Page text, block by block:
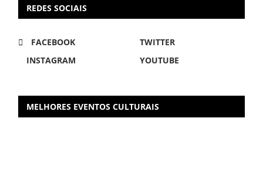
REDES SOCIAIS
FACEBOOK
TWITTER
INSTAGRAM
YOUTUBE
MELHORES EVENTOS CULTURAIS